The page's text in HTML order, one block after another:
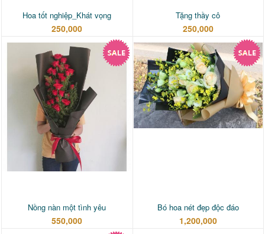
Hoa tốt nghiệp_Khát vọng
250,000
Tặng thầy cô
250,000
Nồng nàn một tình yêu
550,000
Bó hoa nét đẹp độc đáo
1,200,000